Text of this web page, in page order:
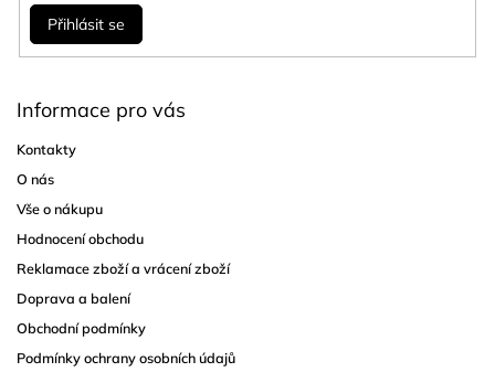
Přihlásit se
Informace pro vás
Kontakty
O nás
Vše o nákupu
Hodnocení obchodu
Reklamace zboží a vrácení zboží
Doprava a balení
Obchodní podmínky
Podmínky ochrany osobních údajů